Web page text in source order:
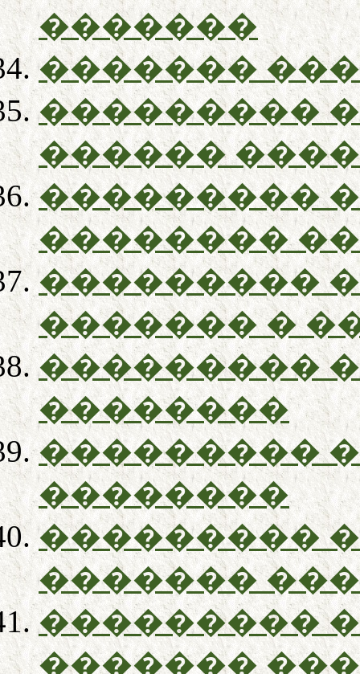
�������
�������
���������
������
���������
��������
���������
������� �
���������
��������
���������
��������
���������
�������
���������
�������